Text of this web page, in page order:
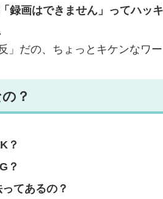
録画はできません」ってハッ
」だの、ちょっとキケンなワ
？
？
？
てあるの？